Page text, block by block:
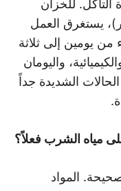
للخزان
المتوسط (3000-5000 لتر)، يستغرق العمل
من يومين إلى ثلاثة
واليومان
الحالات الشديدة جداً
مياه الشرب فعلاً؟
المواد